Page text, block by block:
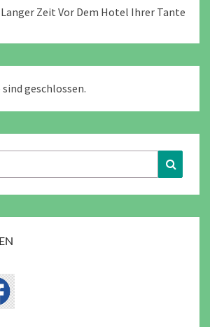
Zeit Vor Dem Hotel Ihrer Tante
geschlossen.